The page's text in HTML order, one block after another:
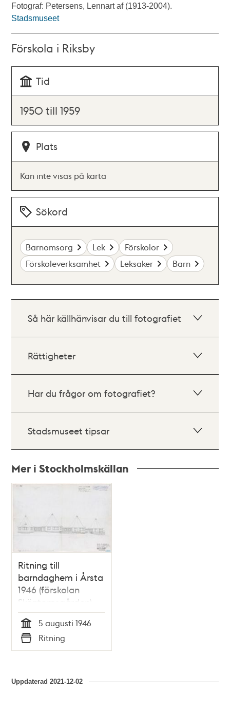
Fotograf: Petersens, Lennart af (1913-2004).
Stadsmuseet
Förskola i Riksby
Tid
1950 till 1959
Plats
Kan inte visas på karta
Sökord
Barnomsorg Lek
Förskolor
Förskoleverksamhet
Leksaker Barn
Så här källhänvisar du till fotografiet
Rättigheter
Har du frågor om fotografiet?
Stadsmuseet tipsar
Mer i Stockholmskällan
Relaterade
teman
Ritning till
barndaghem i Årsta
1946 (förskolan
Sköntorpsgården)
Tid
5 augusti 1946
Typ
Ritning
Uppdaterad2021-12-02